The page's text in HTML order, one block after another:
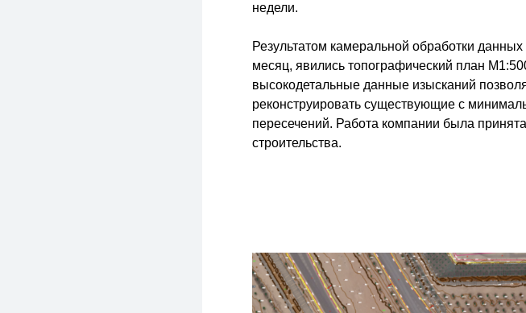
недели.
Результатом камеральной обработки
месяц, явились топографический план
высокодетальные данные изысканий
реконструировать существующие с
пересечений. Работа компании была
строительства.